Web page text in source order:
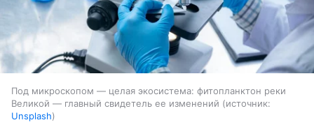
Под микроскопом — целая экосистема: фитопланктон реки
Великой — главный свидетель ее изменений
источник:
Unsplash